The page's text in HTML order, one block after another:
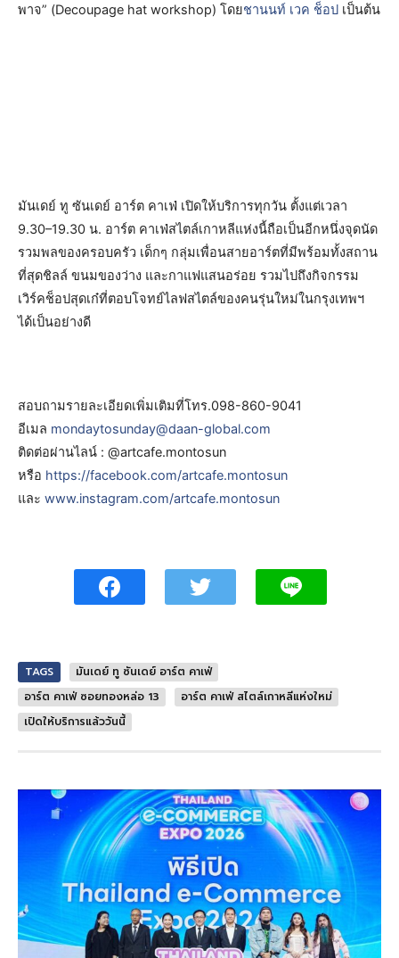
พาจ” (Decoupage hat workshop) โดยชานนท์ เวค ช็อป เป็นต้น
มันเดย์ ทู ซันเดย์ อาร์ต คาเฟ่ เปิดให้บริการทุกวัน ตั้งแต่เวลา
9.30–19.30 น. อาร์ต คาเฟ่สไตล์เกาหลีแห่งนี้ถือเป็นอีกหนึ่งจุดนัด
รวมพลของครอบครัว เด็กๆ กลุ่มเพื่อนสายอาร์ตที่มีพร้อมทั้งสถาน
ที่สุดชิลล์ ขนมของว่าง และกาแฟแสนอร่อย รวมไปถึงกิจกรรม
เวิร์คช็อปสุดเก๋ที่ตอบโจทย์ไลฟสไตล์ของคนรุ่นใหม่ในกรุงเทพฯ
ได้เป็นอย่างดี
สอบถามรายละเอียดเพิ่มเติมที่โทร.098-860-9041
อีเมล mondaytosunday@daan-global.com
ติดต่อผ่านไลน์ : @artcafe.montosun
หรือ https://facebook.com/artcafe.montosun
และ www.instagram.com/artcafe.montosun
TAGS
มันเดย์ ทู ซันเดย์ อาร์ต คาเฟ่
อาร์ต คาเฟ่ ซอยทองหล่อ 13
อาร์ต คาเฟ่ สไตล์เกาหลีแห่งใหม่
เปิดให้บริการแล้ววันนี้